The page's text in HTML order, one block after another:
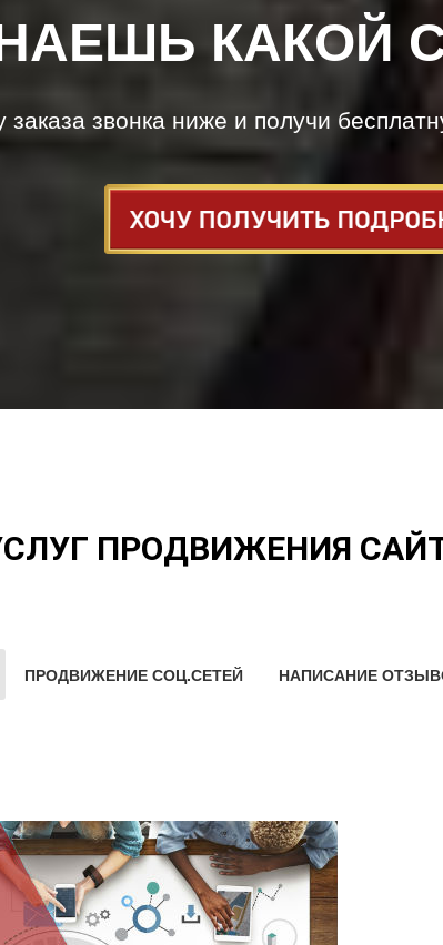
КАКОЙ
звонка ниже и получи
ПРОДВИЖЕНИЯ
ПРОДВИЖЕНИЕ СОЦ.СЕТЕЙ НАПИСАНИЕ